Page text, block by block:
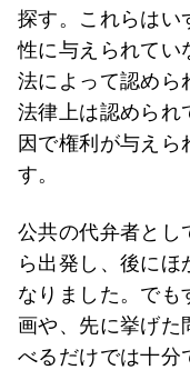
探す。これらはい
性に与えられてい
法によって認めら
法律上は認められ
因で権利が与えら
す。
公共の代弁者とし
ら出発し、後にほ
なりました。でも
画や、先に挙げた
べるだけでは十分